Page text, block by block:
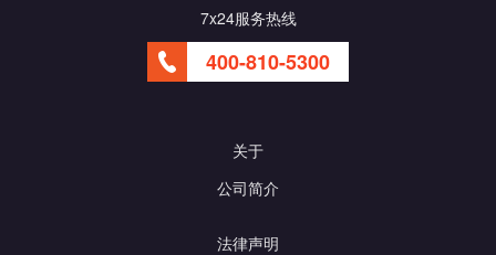
7x24服务热线
400-810-5300
关于
公司简介
法律声明